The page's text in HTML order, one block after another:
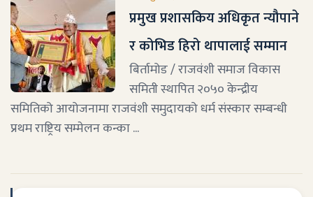
प्रमुख प्रशासकिय अधिकृत न्यौपाने
र कोभिड हिरो थापालाई सम्मान
बिर्तामोड / राजवंशी समाज विकास
समिती स्थापित २०५० केन्द्रीय
समितिको आयोजनामा राजवंशी समुदायको धर्म संस्कार सम्बन्धी
प्रथम राष्ट्रिय सम्मेलन कन्का ...